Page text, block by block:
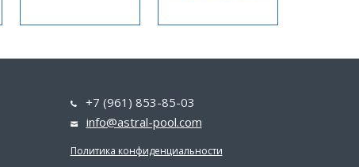
+7 (961) 853-85-03
info@astral-pool.com
Политика конфиденциальности